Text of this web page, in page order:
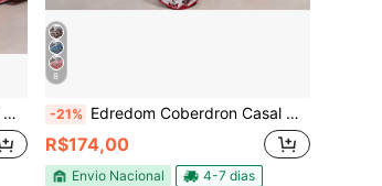
8
-21% Edredom Coberdron Casal Queen 400 Fios 3 Peças
R$174,00
Envio Nacional 4-7 dias